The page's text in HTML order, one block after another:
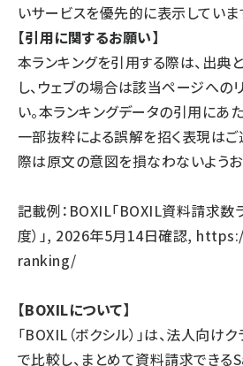
いサービスを優先的に表示していま
【引用に関するお願い】
本ランキングを引用する際は、出典
し、ウェブの場合は該当ページへの
い。本ランキングデータの引用にあ
一部抜粋による誤解を招く表現はご
際は原文の意図を損なわないようお
記載例：BOXIL「BOXIL資料請求数
度）」, 2026年5月14日確認,
ranking/
【BOXILについて】
「BOXIL（ボクシル）」は、法人向け
で比較し、まとめて資料請求できる